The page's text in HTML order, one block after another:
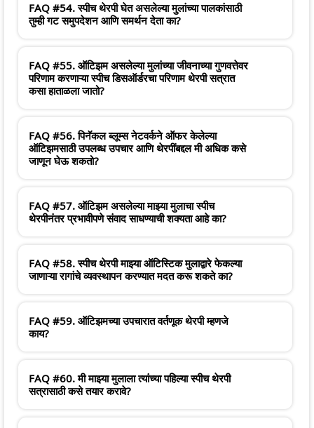
FAQ #54. स्पीच थेरपी घेत असलेल्या मुलांच्या पालकांसाठी
तुम्ही गट समुपदेशन आणि समर्थन देता का?
FAQ #55. ऑटिझम असलेल्या मुलांच्या जीवनाच्या गुणवत्तेवर
परिणाम करणाऱ्या स्पीच डिसऑर्डरचा परिणाम थेरपी सत्रात
कसा हाताळला जातो?
FAQ #56. पिनॅकल ब्लूम्स नेटवर्कने ऑफर केलेल्या
ऑटिझमसाठी उपलब्ध उपचार आणि थेरपींबद्दल मी अधिक कसे
जाणून घेऊ शकतो?
FAQ #57. ऑटिझम असलेल्या माझ्या मुलाचा स्पीच
थेरपीनंतर प्रभावीपणे संवाद साधण्याची शक्यता आहे का?
FAQ #58. स्पीच थेरपी माझ्या ऑटिस्टिक मुलाद्वारे फेकल्या
जाणाऱ्या रागांचे व्यवस्थापन करण्यात मदत करू शकते का?
FAQ #59. ऑटिझमच्या उपचारात वर्तणूक थेरपी म्हणजे
काय?
FAQ #60. मी माझ्या मुलाला त्यांच्या पहिल्या स्पीच थेरपी
सत्रासाठी कसे तयार करावे?